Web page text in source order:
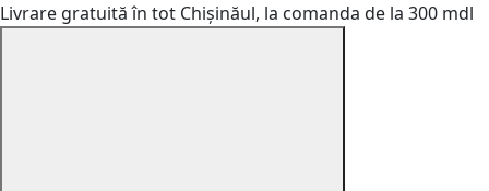
Livrare gratuită în tot Chișinăul, la comanda de la 300 mdl